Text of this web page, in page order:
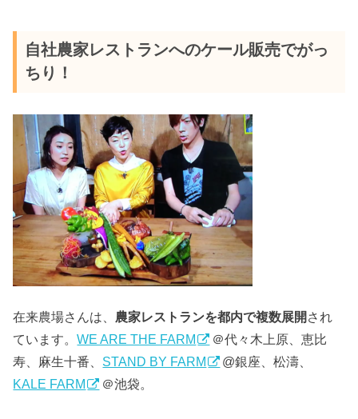
自社農家レストランへのケール販売でがっ
ちり！
在来農場さんは、 農家レストランを都内で複数展開 され
ています。WE ARE THE FARM
＠代々木上原、恵比
寿、麻生十番、 STAND BY FARM
@銀座、松濤、
KALE FARM
＠池袋。